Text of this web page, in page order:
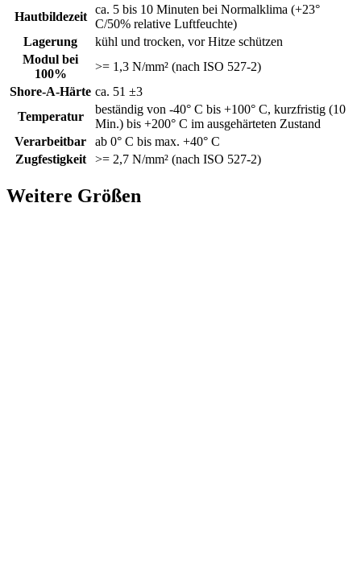
Hautbildezeit
ca. 5 bis 10 Minuten bei Normalklima (+23°
C/50% relative Luftfeuchte)
Lagerung
kühl und trocken, vor Hitze schützen
Modul bei
100%
>= 1,3 N/mm² (nach ISO 527-2)
Shore-A-Härte ca. 51 ±3
Temperatur
beständig von -40° C bis +100° C, kurzfristig (10
Min.) bis +200° C im ausgehärteten Zustand
Verarbeitbar
ab 0° C bis max. +40° C
Zugfestigkeit
>= 2,7 N/mm² (nach ISO 527-2)
Weitere Größen